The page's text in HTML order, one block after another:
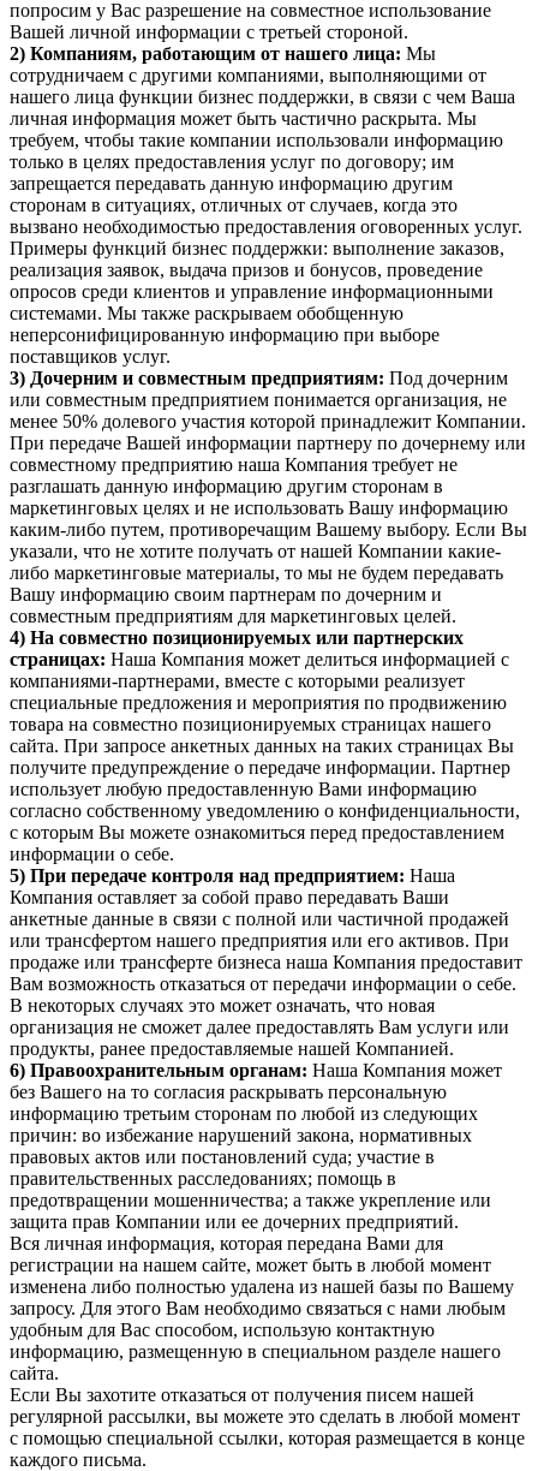
попросим у Вас разрешение на совместное использование
Вашей личной информации с третьей стороной.
2) Компаниям, работающим от нашего лица: Мы
сотрудничаем с другими компаниями, выполняющими от
нашего лица функции бизнес поддержки, в связи с чем Ваша
личная информация может быть частично раскрыта. Мы
требуем, чтобы такие компании использовали информацию
только в целях предоставления услуг по договору; им
запрещается передавать данную информацию другим
сторонам в ситуациях, отличных от случаев, когда это
вызвано необходимостью предоставления оговоренных услуг.
Примеры функций бизнес поддержки: выполнение заказов,
реализация заявок, выдача призов и бонусов, проведение
опросов среди клиентов и управление информационными
системами. Мы также раскрываем обобщенную
неперсонифицированную информацию при выборе
поставщиков услуг.
3) Дочерним и совместным предприятиям: Под дочерним
или совместным предприятием понимается организация, не
менее 50% долевого участия которой принадлежит Компании.
При передаче Вашей информации партнеру по дочернему или
совместному предприятию наша Компания требует не
разглашать данную информацию другим сторонам в
маркетинговых целях и не использовать Вашу информацию
каким-либо путем, противоречащим Вашему выбору. Если Вы
указали, что не хотите получать от нашей Компании какие-
либо маркетинговые материалы, то мы не будем передавать
Вашу информацию своим партнерам по дочерним и
совместным предприятиям для маркетинговых целей.
4) На совместно позиционируемых или партнерских
страницах: Наша Компания может делиться информацией с
компаниями-партнерами, вместе с которыми реализует
специальные предложения и мероприятия по продвижению
товара на совместно позиционируемых страницах нашего
сайта. При запросе анкетных данных на таких страницах Вы
получите предупреждение о передаче информации. Партнер
использует любую предоставленную Вами информацию
согласно собственному уведомлению о конфиденциальности,
с которым Вы можете ознакомиться перед предоставлением
информации о себе.
5) При передаче контроля над предприятием: Наша
Компания оставляет за собой право передавать Ваши
анкетные данные в связи с полной или частичной продажей
или трансфертом нашего предприятия или его активов. При
продаже или трансферте бизнеса наша Компания предоставит
Вам возможность отказаться от передачи информации о себе.
В некоторых случаях это может означать, что новая
организация не сможет далее предоставлять Вам услуги или
продукты, ранее предоставляемые нашей Компанией.
6) Правоохранительным органам: Наша Компания может
без Вашего на то согласия раскрывать персональную
информацию третьим сторонам по любой из следующих
причин: во избежание нарушений закона, нормативных
правовых актов или постановлений суда; участие в
правительственных расследованиях; помощь в
предотвращении мошенничества; а также укрепление или
защита прав Компании или ее дочерних предприятий.
Вся личная информация, которая передана Вами для
регистрации на нашем сайте, может быть в любой момент
изменена либо полностью удалена из нашей базы по Вашему
запросу. Для этого Вам необходимо связаться с нами любым
удобным для Вас способом, использую контактную
информацию, размещенную в специальном разделе нашего
сайта.
Если Вы захотите отказаться от получения писем нашей
регулярной рассылки, вы можете это сделать в любой момент
с помощью специальной ссылки, которая размещается в конце
каждого письма.